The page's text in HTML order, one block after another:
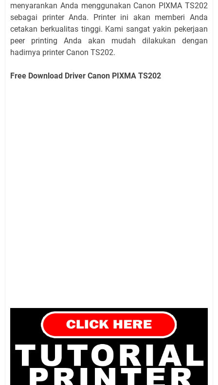
menyarankan Anda menggunakan Canon PIXMA TS202
sebagai printer Anda. Printer ini akan memberi Anda
cetakan berkualitas tinggi. Kami sangat yakin pekerjaan
peer printing Anda akan mudah dilakukan dengan
hadirnya printer Canon TS202.
Free Download Driver Canon PIXMA TS202